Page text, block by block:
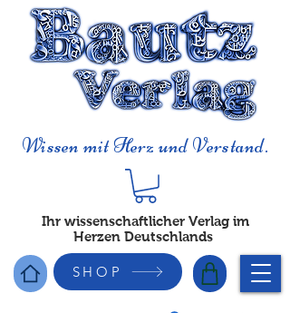
Wissen mit Herz und Verstand.
Ihr wissenschaftlicher Verlag im
Herzen Deutschlands
SHOP